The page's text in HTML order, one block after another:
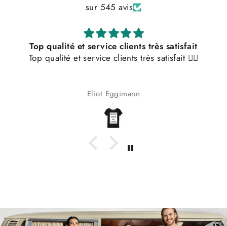
sur 545 avis
Top qualité et service clients très satisfait
Top qualité et service clients très satisfait 👌🏼
Eliot Eggimann